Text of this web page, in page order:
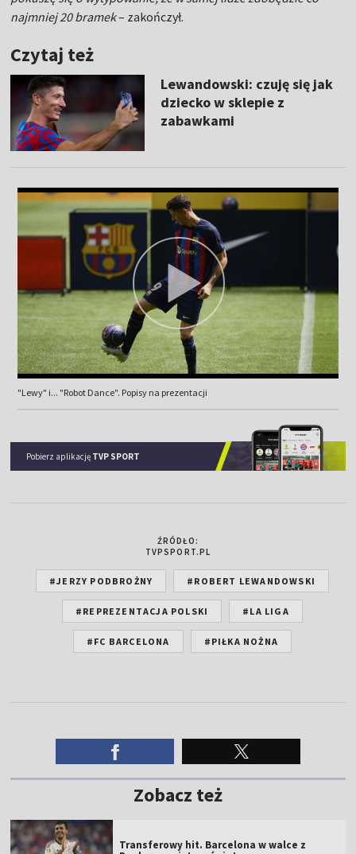
najmniej 20 bramek– zakończył.
Czytaj też
Lewandowski: czuję się jak
dziecko w sklepie z
zabawkami
"Lewy" i... "Robot Dance". Popisy na prezentacji
Pobierz aplikację TVP SPORT
ŹRÓDŁO:
TVPSPORT.PL
#JERZY PODBROŻNY #ROBERT LEWANDOWSKI
#REPREZENTACJA POLSKI #LA LIGA
#FC BARCELONA #PIŁKA NOŻNA
Zobacz też
Transferowy hit. Barcelona w walce z